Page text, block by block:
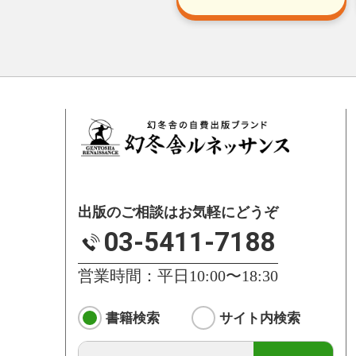
出版のご相談はお気軽にどうぞ
03-5411-7188
営業時間：平日10:00〜18:30
書籍検索 サイト内検索